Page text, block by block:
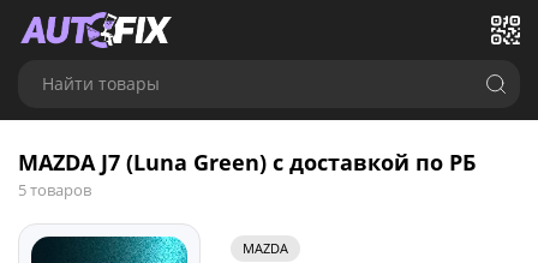
Найти товары
MAZDA J7 (Luna Green) с доставкой по РБ
5 товаров
MAZDA